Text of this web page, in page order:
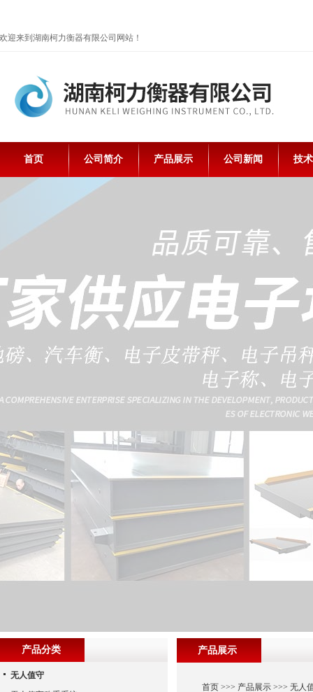
欢迎来到湖南柯力衡器有限公司网站！
首页 公司简介 产品展示 公司新闻 技
产品展示
首页>>> 产品展示>>> 无人
产品分类
无人值守